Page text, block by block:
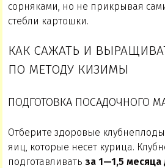
сорняками, но не прикрывая
стебли картошки.
КАК САЖАТЬ И
ПО МЕТОДУ КИЗИМЫ
ПОДГОТОВКА ПОСАДОЧНОГО
Отберите здоровые
яиц, которые несет курица.
подготавливатьза 1—1,5 месяца